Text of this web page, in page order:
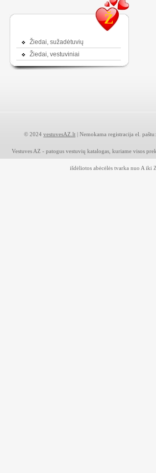
Ž
Žiedai, sužadėtuvių
Žiedai, vestuviniai
© 2024 vestuvesAZ.lt | Nemokama registracija el. paštu:
Vestuves AZ - patogus vestuvių katalogas, kuriame visos
išdėliotos abėcėlės tvarka nuo A iki Z.